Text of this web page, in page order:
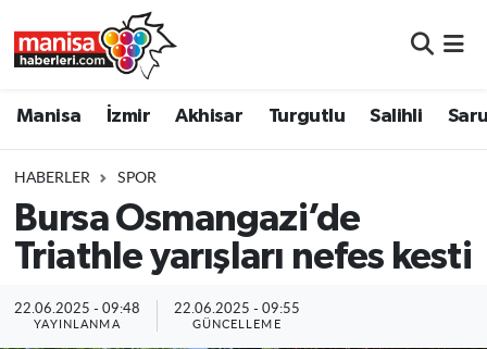
Manisa İzmir Akhisar Turgutlu Salihli
HABERLER SPOR
Bursa Osmangazi’de
Triathle yarışları nefes kesti
22.06.2025 - 09:48
YAYINLANMA
22.06.2025 - 09:55
GÜNCELLEME
Turgutlu
Salihli
Manisa Nöbetçi Eczaneler
Manisa Trafik Yoğunluk Haritası
Süper Lig Puan Durumu ve Fikstür